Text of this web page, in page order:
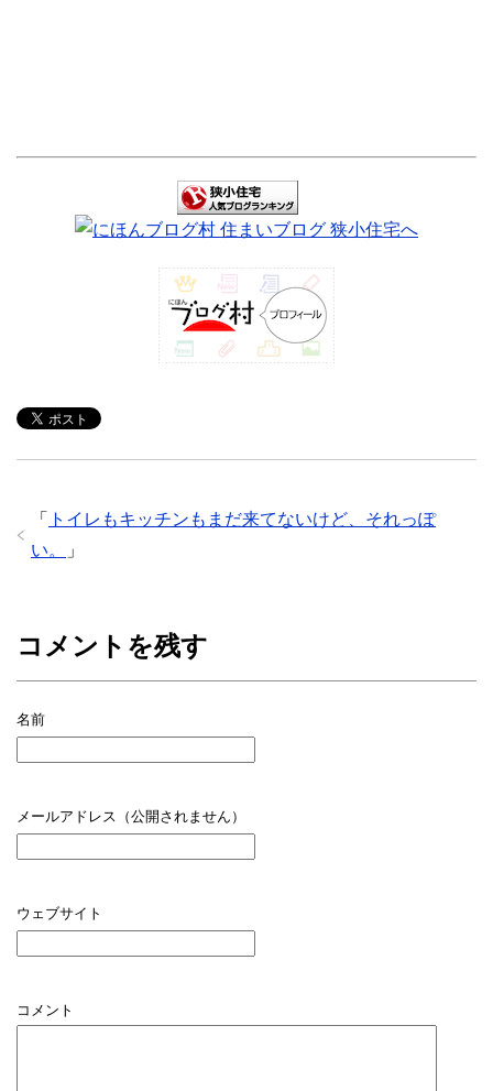
「
トイレもキッチンもまだ来てないけど、それっぽ
い。
」
コメントを残す
名前
メールアドレス（公開されません）
ウェブサイト
コメント